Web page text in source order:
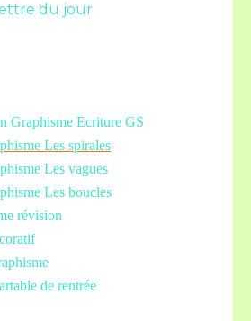
du jour
Graphisme Ecriture GS
Les spirales
Les vagues
Les boucles
révision
de rentrée